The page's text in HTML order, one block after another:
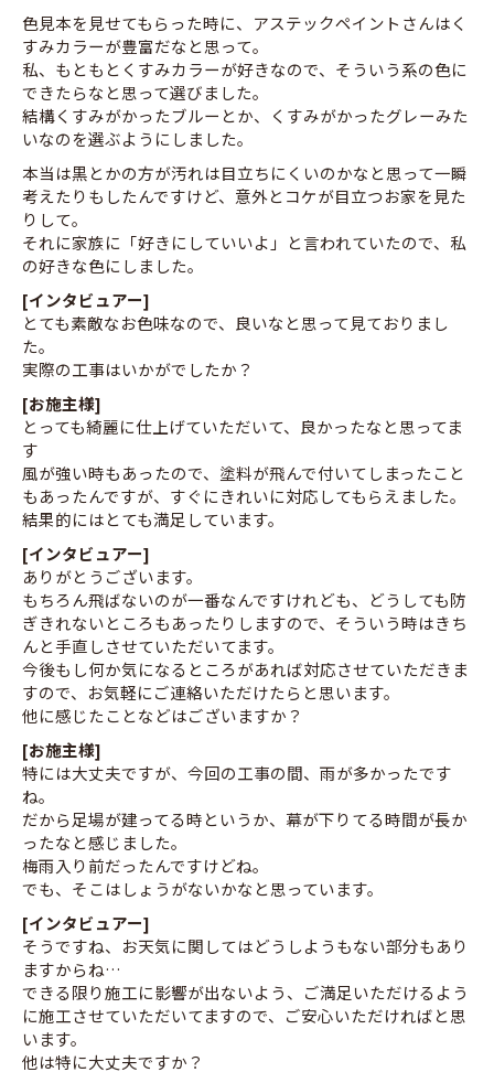
色見本を見せてもらった時に、アステックペイントさんはく
すみカラーが豊富だなと思って。
私、もともとくすみカラーが好きなので、そういう系の色に
できたらなと思って選びました。
結構くすみがかったブルーとか、くすみがかったグレーみた
いなのを選ぶようにしました。
本当は黒とかの方が汚れは目立ちにくいのかなと思って一瞬
考えたりもしたんですけど、意外とコケが目立つお家を見た
りして。
それに家族に「好きにしていいよ」と言われていたので、私
の好きな色にしました。
[インタビュアー]
とても素敵なお色味なので、良いなと思って見ておりまし
た。
実際の工事はいかがでしたか？
[お施主様]
とっても綺麗に仕上げていただいて、良かったなと思ってま
す
風が強い時もあったので、塗料が飛んで付いてしまったこと
もあったんですが、すぐにきれいに対応してもらえました。
結果的にはとても満足しています。
[インタビュアー]
ありがとうございます。
もちろん飛ばないのが一番なんですけれども、どうしても防
ぎきれないところもあったりしますので、そういう時はきち
んと手直しさせていただいてます。
今後もし何か気になるところがあれば対応させていただきま
すので、お気軽にご連絡いただけたらと思います。
他に感じたことなどはございますか？
[お施主様]
特には大丈夫ですが、今回の工事の間、雨が多かったです
ね。
だから足場が建ってる時というか、幕が下りてる時間が長か
ったなと感じました。
梅雨入り前だったんですけどね。
でも、そこはしょうがないかなと思っています。
[インタビュアー]
そうですね、お天気に関してはどうしようもない部分もあり
ますからね…
できる限り施工に影響が出ないよう、ご満足いただけるよう
に施工させていただいてますので、ご安心いただければと思
います。
他は特に大丈夫ですか？